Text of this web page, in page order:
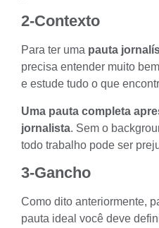
2-Contexto
Para ter uma pauta
precisa entender muito
e estude tudo o que
Uma pauta completa
jornalista. Sem o
todo trabalho pode ser
3-Gancho
Como dito anteriormente,
pauta ideal você deve